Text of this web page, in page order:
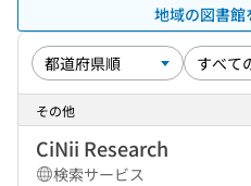
地域の図書館
その他
CiNii Research
検索サービス